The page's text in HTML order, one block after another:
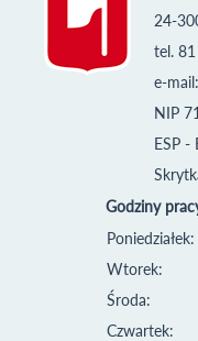
24-
tel.
e-mail:
NIP
ESP -
Godziny
Poniedziałek:
Wtorek:
Środa:
Czwartek: